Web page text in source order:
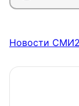
Новости СМИ2